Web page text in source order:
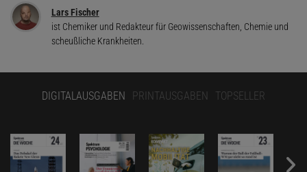
Lars Fischer
ist Chemiker und Redakteur für Geowissenschaften, Chemie und
scheußliche Krankheiten.
DIGITALAUSGABEN PRINTAUSGABEN TOPSELLER